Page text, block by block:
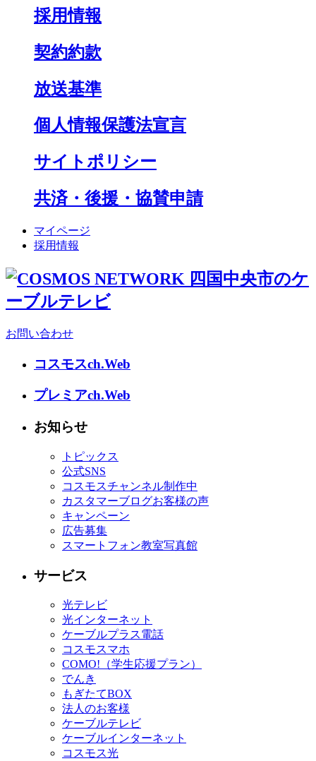
採用情報
契約約款
放送基準
個人情報保護法宣言
サイトポリシー
共済・後援・協賛申請
マイページ
採用情報
お問い合わせ
コスモスch.Web
プレミアch.Web
お知らせ
トピックス
公式SNS
コスモスチャンネル制作中
カスタマーブログお客様の声
キャンペーン
広告募集
スマートフォン教室写真館
サービス
光テレビ
光インターネット
ケーブルプラス電話
コスモスマホ
COMO!（学生応援プラン）
でんき
もぎたてBOX
法人のお客様
ケーブルテレビ
ケーブルインターネット
コスモス光